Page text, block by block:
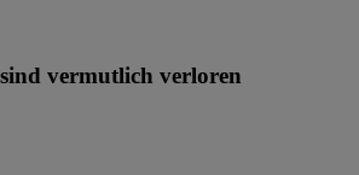
vermutlich verloren